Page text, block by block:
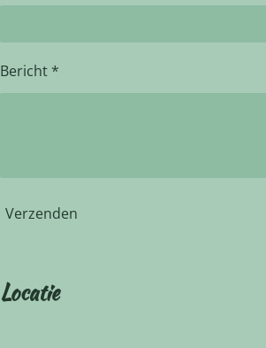
Bericht *
Verzenden
Locatie